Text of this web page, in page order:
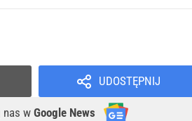
UDOSTĘPNIJ
nas w Google News